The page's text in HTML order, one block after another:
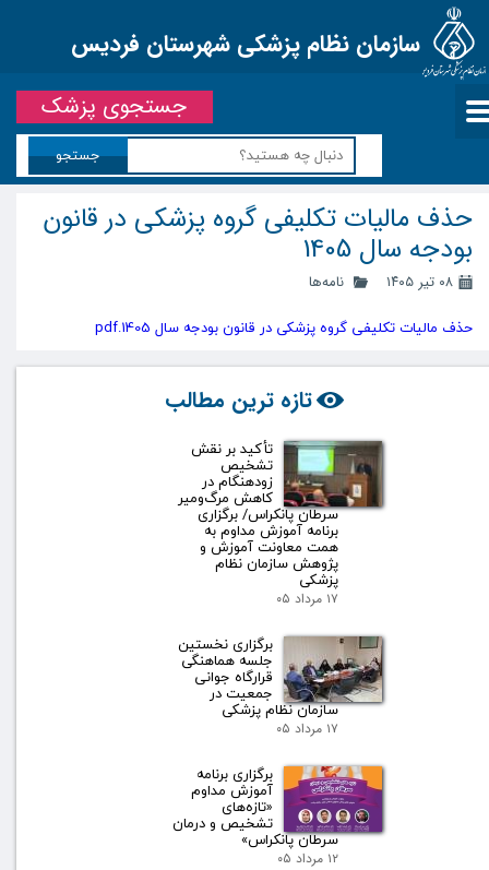
سازمان نظام پزشکی شهرستان فردیس
جستجو
جستجوی پزشک
حذف مالیات تکلیفی گروه پزشکی در قانون
بودجه سال 1405
۰۸ تیر ۱۴۰۵ نامه‌ها
حذف مالیات تکلیفی گروه پزشکی در قانون بودجه سال 1405.pdf
تازه ترین مطالب
تأکید بر نقش
تشخیص
زودهنگام در
کاهش مرگ‌ومیر
سرطان پانکراس/ برگزاری
برنامه آموزش مداوم به
همت معاونت آموزش و
پژوهش سازمان نظام
پزشکی
۱۷ مرداد ۰۵
برگزاری نخستین
جلسه هماهنگی
قرارگاه جوانی
جمعیت در
سازمان نظام پزشکی
۱۷ مرداد ۰۵
برگزاری برنامه
آموزش مداوم
«تازه‌های
تشخیص و درمان
سرطان پانکراس»
۱۲ مرداد ۰۵